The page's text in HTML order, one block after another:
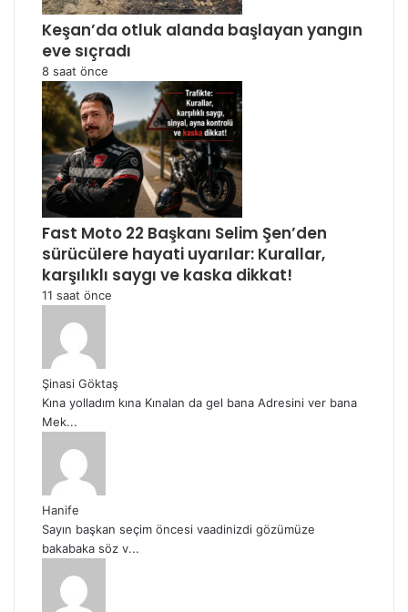
Keşan’da otluk alanda başlayan yangın
eve sıçradı
8 saat önce
Fast Moto 22 Başkanı Selim Şen’den
sürücülere hayati uyarılar: Kurallar,
karşılıklı saygı ve kaska dikkat!
11 saat önce
Şinasi Göktaş
Kına yolladım kına Kınalan da gel bana Adresini ver bana
Mek...
Hanife
Sayın başkan seçim öncesi vaadinizdi gözümüze
bakabaka söz v...